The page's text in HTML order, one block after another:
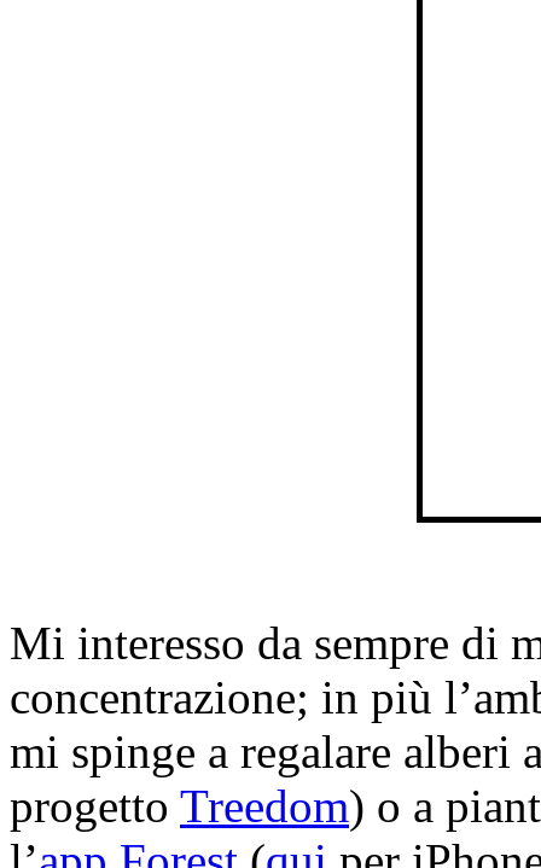
Mi interesso da sempre di
concentrazione; in più
mi spinge a regalare
progetto Treedom) o a